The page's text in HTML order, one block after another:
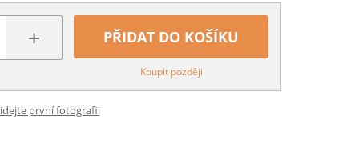
+ PŘIDAT DO KOŠÍKU
Koupit později
první fotografii